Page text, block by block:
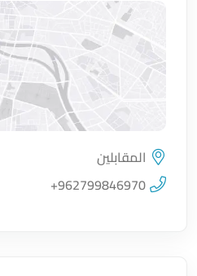
اضغط لتحميل الموقع
المقابلين
+962799846970